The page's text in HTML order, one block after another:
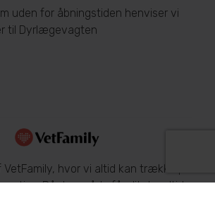
uden for åbningstiden henviser vi
til Dyrlægevagten
VetFamily, hvor vi altid kan trække på
På den måde får dit dyr altid